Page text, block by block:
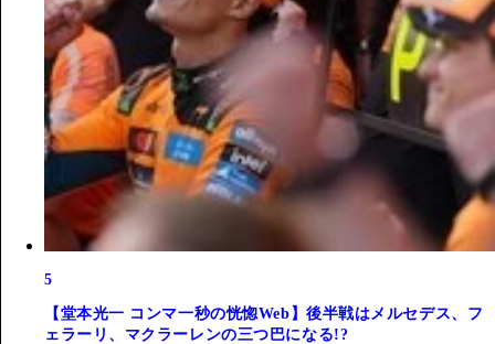
5
【堂本光一 コンマ一秒の恍惚Web】後半戦はメルセデス、フ
ェラーリ、マクラーレンの三つ巴になる!?